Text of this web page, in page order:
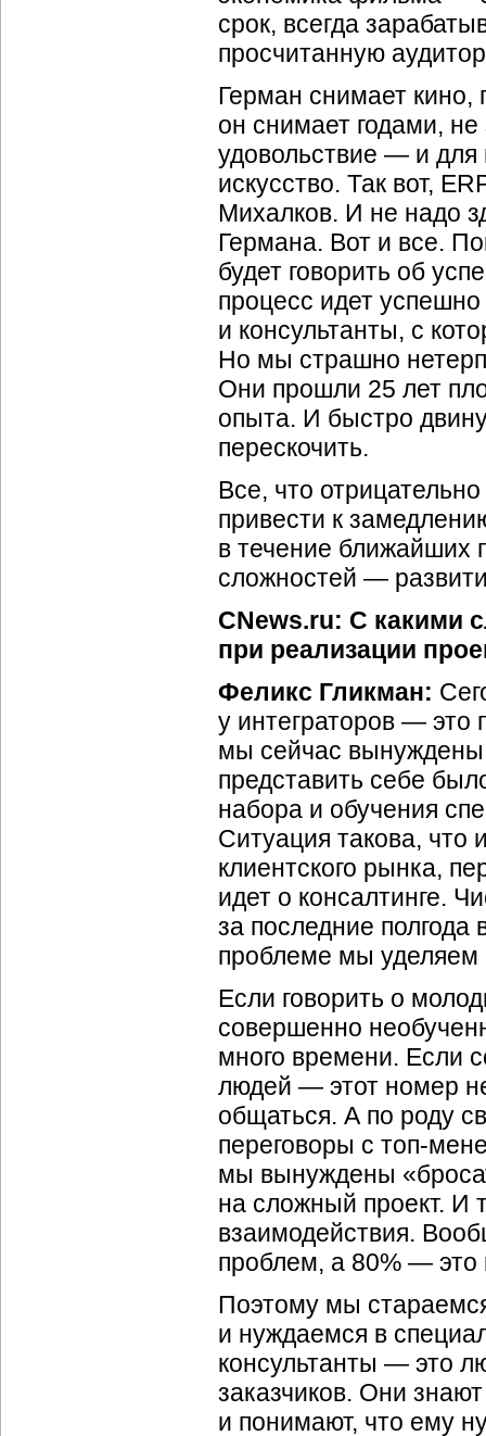
срок, всегда
просчитанную
Герман снимает кино,
он снимает годами, не
удовольствие — и для
искусство. Так вот,
Михалков. И не надо
Германа. Вот и все.
будет говорить об
процесс идет
и консультанты, с
Но мы страшно
Они прошли 25 лет
опыта. И быстро
перескочить.
Все, что
привести к
в течение ближайших
сложностей —
CNews.ru: С какими
при реализации
Феликс Гликман:
у интеграторов — это
мы сейчас вынуждены
представить себе
набора и обучения
Ситуация такова, что
клиентского рынка,
идет о консалтинге.
за последние
проблеме мы уделяем
Если говорить о
совершенно
много времени. Если
людей — этот номер
общаться. А по роду
переговоры с топ-
мы вынуждены
на сложный проект. И
взаимодействия.
проблем, а 80% — это
Поэтому мы
и нуждаемся в
консультанты — это
заказчиков. Они
и понимают, что ему